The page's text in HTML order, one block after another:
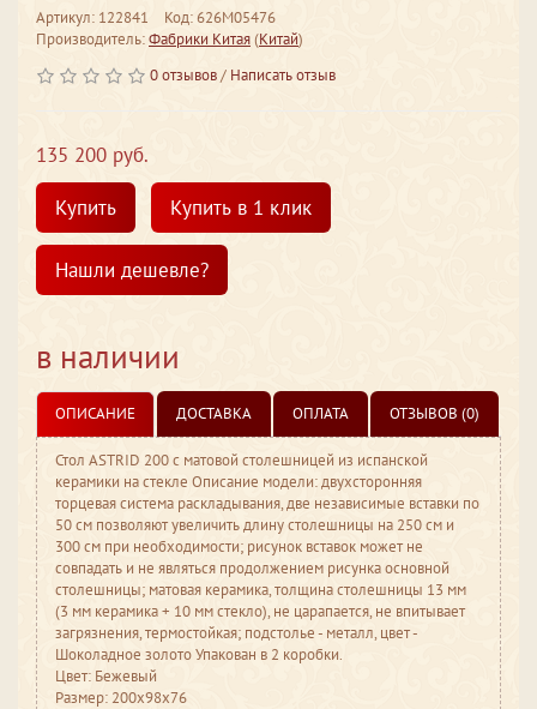
Артикул: 122841
Код: 626M05476
Производитель:Фабрики Китая(Китай)
0 отзывов/ Написать отзыв
135 200 руб.
Купить
Купить в 1 клик
Нашли дешевле?
в наличии
ОПИСАНИЕ ДОСТАВКА ОПЛАТА ОТЗЫВОВ (0)
Стол ASTRID 200 с матовой столешницей из испанской
керамики на стекле Описание модели: двухсторонняя
торцевая система раскладывания, две независимые вставки по
50 см позволяют увеличить длину столешницы на 250 см и
300 см при необходимости; рисунок вставок может не
совпадать и не являться продолжением рисунка основной
столешницы; матовая керамика, толщина столешницы 13 мм
(3 мм керамика + 10 мм стекло), не царапается, не впитывает
загрязнения, термостойкая; подстолье - металл, цвет -
Шоколадное золото Упакован в 2 коробки.
Цвет: Бежевый
Размер: 200x98x76